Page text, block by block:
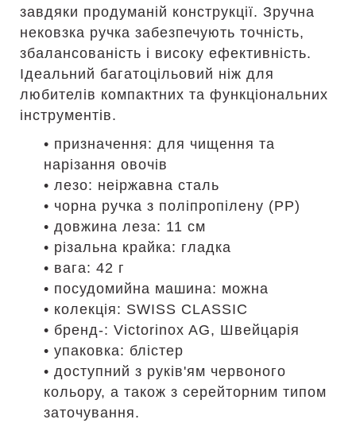
завдяки продуманій конструкції. Зручна
нековзка ручка забезпечують точність,
збалансованість і високу ефективність.
Ідеальний багатоцільовий ніж для
любителів компактних та функціональних
інструментів.
• призначення: для чищення та
нарізання овочів
• лезо: неіржавна сталь
• чорна ручка з поліпропілену (PP)
• довжина леза: 11 см
• різальна крайка: гладка
• вага: 42 г
• посудомийна машина: можна
• колекція: SWISS CLASSIC
• бренд-: Victorinox AG, Швейцарія
• упаковка: блістер
• доступний з руків'ям червоного
кольору, а також з серейторним типом
заточування.